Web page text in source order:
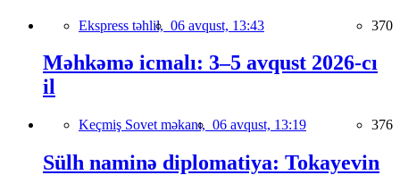
Ekspress təhlil, 06 avqust, 13:43 370
Məhkəmə icmalı: 3–5 avqust 2026-cı
il
Keçmiş Sovet məkanı, 06 avqust, 13:19 376
Sülh naminə diplomatiya: Tokayevin